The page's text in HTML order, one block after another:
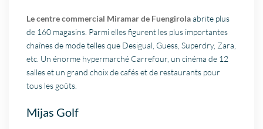
Le centre commercial Miramar de Fuengirolaabrite plus
de 160 magasins. Parmi elles figurent les plus importantes
chaînes de mode telles que Desigual, Guess, Superdry, Zara,
etc. Un énorme hypermarché Carrefour, un cinéma de 12
salles et un grand choix de cafés et de restaurants pour
tous les goûts.
Mijas Golf